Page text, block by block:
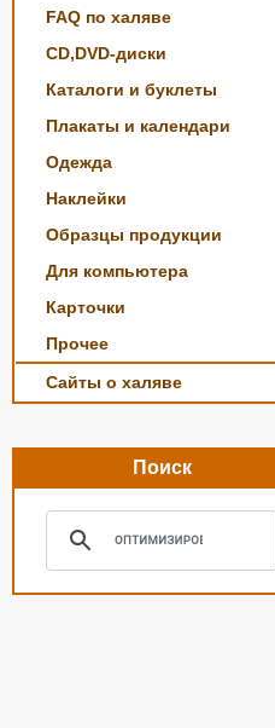
FAQ по халяве
CD,DVD-диски
Каталоги и буклеты
Плакаты и календари
Одежда
Наклейки
Образцы продукции
Для компьютера
Карточки
Прочее
Сайты о халяве
Поиск